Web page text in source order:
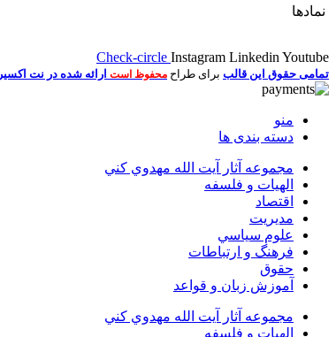
نمادها
Check-circle Instagram Linkedin Youtube
تمامی حقوق این قالب برای طراح محفوظ است ارائه شده در نت اکسیر
منو
دسته بندی ها
مجموعه آثار آيت الله مهدوي كني
الهیات و فلسفه
اقتصاد
مديريت
علوم سياسي
فرهنگ و ارتباطات
حقوق
آموزش زبان و قواعد
مجموعه آثار آيت الله مهدوي كني
الهیات و فلسفه